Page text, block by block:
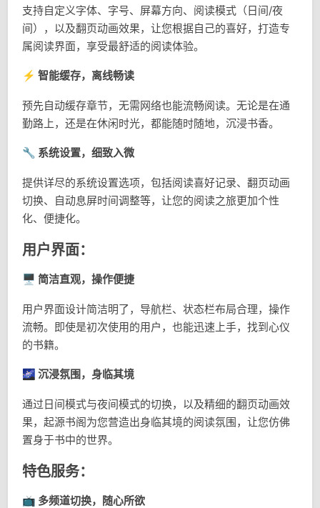
支持自定义字体、字号、屏幕方向、阅读模式（日间/夜
间），以及翻页动画效果，让您根据自己的喜好，打造专
属阅读界面，享受最舒适的阅读体验。
⚡ 智能缓存，离线畅读
预先自动缓存章节，无需网络也能流畅阅读。无论是在通
勤路上，还是在休闲时光，都能随时随地，沉浸书香。
🔧 系统设置，细致入微
提供详尽的系统设置选项，包括阅读喜好记录、翻页动画
切换、自动息屏时间调整等，让您的阅读之旅更加个性
化、便捷化。
用户界面：
🖥 简洁直观，操作便捷
用户界面设计简洁明了，导航栏、状态栏布局合理，操作
流畅。即使是初次使用的用户，也能迅速上手，找到心仪
的书籍。
🌌 沉浸氛围，身临其境
通过日间模式与夜间模式的切换，以及精细的翻页动画效
果，起源书阁为您营造出身临其境的阅读氛围，让您仿佛
置身于书中的世界。
特色服务：
📺 多频道切换，随心所欲